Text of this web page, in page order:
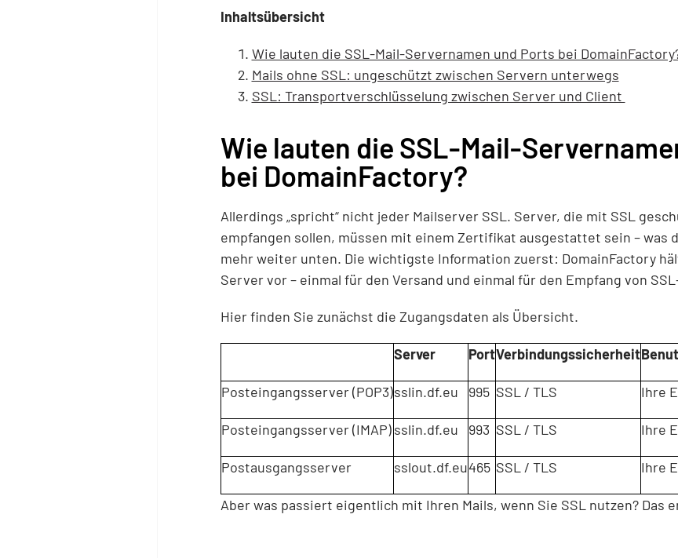
Inhaltsübersicht
Wie lauten die SSL-Mail-Servernamen und Ports bei
Mails ohne SSL: ungeschützt zwischen Servern unterwegs
SSL: Transportverschlüsselung zwischen Server und Client
Wie lauten die SSL-Mail-
bei DomainFactory?
Allerdings „spricht“ nicht jeder Mailserver SSL. Server, die mit SSL
empfangen sollen, müssen mit einem Zertifikat ausgestattet sein – was
mehr weiter unten. Die wichtigste Information zuerst: DomainFactory
Server vor – einmal für den Versand und einmal für den Empfang von
Hier finden Sie zunächst die Zugangsdaten als Übersicht.
Server PortVerbindungssicherheit
Posteingangsserver (POP3)sslin.df.eu 995 SSL / TLS Ihre
Posteingangsserver (IMAP) sslin.df.eu 993 SSL / TLS Ihre
Postausgangsserver sslout.df.eu465 SSL / TLS Ihre
Aber was passiert eigentlich mit Ihren Mails, wenn Sie SSL nutzen? Das